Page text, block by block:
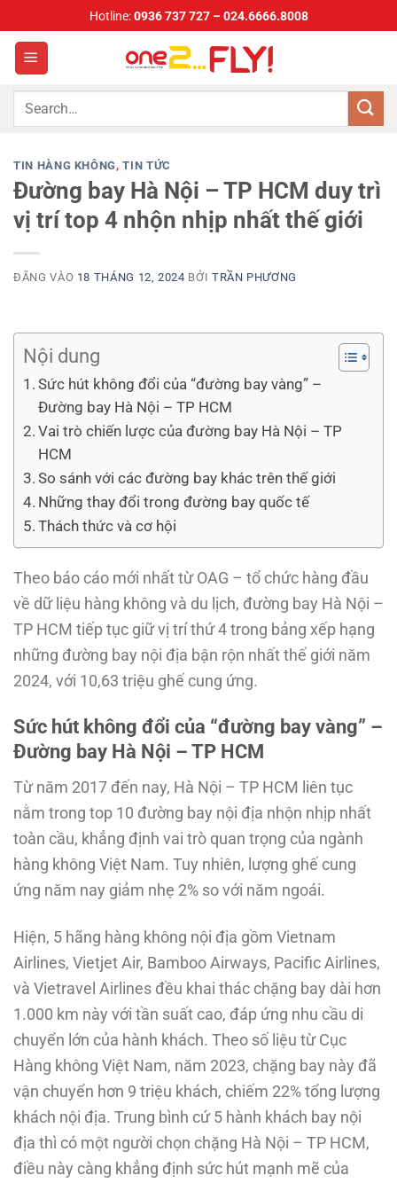
qua
dung
Hotline: 0936 737 727 – 024.6666.8008
TIN HÀNG KHÔNG,TIN TỨC
Đường bay Hà Nội – TP HCM duy trì
vị trí top 4 nhộn nhịp nhất thế giới
ĐĂNG VÀO 18 THÁNG 12, 2024 BỞI TRẦN PHƯƠNG
Nội dung
Sức hút không đổi của “đường bay vàng” –
Đường bay Hà Nội – TP HCM
Vai trò chiến lược của đường bay Hà Nội – TP
HCM
So sánh với các đường bay khác trên thế giới
Những thay đổi trong đường bay quốc tế
Thách thức và cơ hội
Theo báo cáo mới nhất từ OAG – tổ chức hàng đầu
về dữ liệu hàng không và du lịch, đường bay Hà Nội –
TP HCM tiếp tục giữ vị trí thứ 4 trong bảng xếp hạng
những đường bay nội địa bận rộn nhất thế giới năm
2024, với 10,63 triệu ghế cung ứng.
Sức hút không đổi của “đường bay vàng” –
Đường bay Hà Nội – TP HCM
Từ năm 2017 đến nay, Hà Nội – TP HCM liên tục
nằm trong top 10 đường bay nội địa nhộn nhịp nhất
toàn cầu, khẳng định vai trò quan trọng của ngành
hàng không Việt Nam. Tuy nhiên, lượng ghế cung
ứng năm nay giảm nhẹ 2% so với năm ngoái.
Hiện, 5 hãng hàng không nội địa gồm Vietnam
Airlines, Vietjet Air, Bamboo Airways, Pacific Airlines,
và Vietravel Airlines đều khai thác chặng bay dài hơn
1.000 km này với tần suất cao, đáp ứng nhu cầu di
chuyển lớn của hành khách. Theo số liệu từ Cục
Hàng không Việt Nam, năm 2023, chặng bay này đã
vận chuyển hơn 9 triệu khách, chiếm 22% tổng lượng
khách nội địa. Trung bình cứ 5 hành khách bay nội
địa thì có một người chọn chặng Hà Nội – TP HCM,
điều này càng khẳng định sức hút mạnh mẽ của